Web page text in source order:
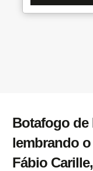
Botafogo de
lembrando
Fábio